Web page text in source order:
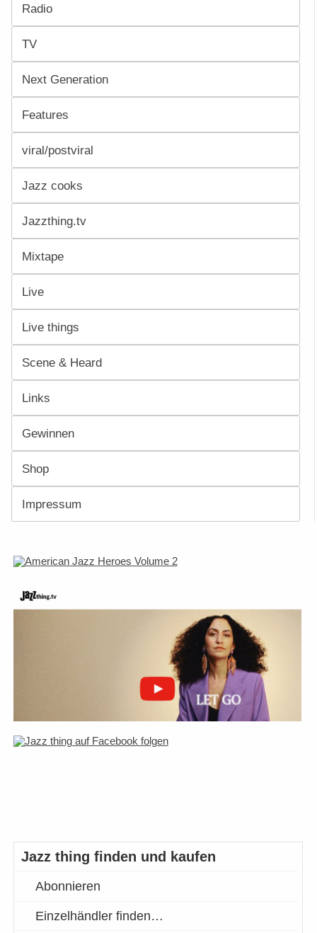
Radio
TV
Next Generation
Features
viral/postviral
Jazz cooks
Jazzthing.tv
Mixtape
Live
Live things
Scene & Heard
Links
Gewinnen
Shop
Impressum
Jazz thing finden und kaufen
Abonnieren
Einzelhändler finden…